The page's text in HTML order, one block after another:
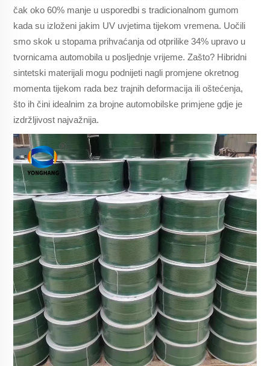
čak oko 60% manje u usporedbi s tradicionalnom gumom
kada su izloženi jakim UV uvjetima tijekom vremena. Uočili
smo skok u stopama prihvaćanja od otprilike 34% upravo u
tvornicama automobila u posljednje vrijeme. Zašto? Hibridni
sintetski materijali mogu podnijeti nagli promjene okretnog
momenta tijekom rada bez trajnih deformacija ili oštećenja,
što ih čini idealnim za brojne automobilske primjene gdje je
izdržljivost najvažnija.